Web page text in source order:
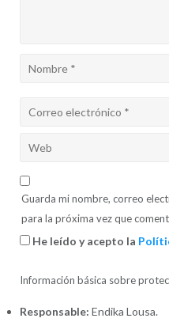
Guarda mi nombre, correo
para la próxima vez que
He leído y acepto la
Información básica sobre
Responsable: Endika Lousa.